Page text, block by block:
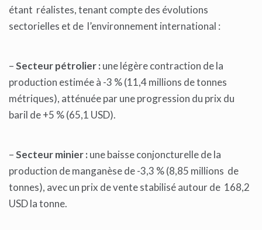
étant réalistes, tenant compte des évolutions
sectorielles et de l’environnement international :
–Secteur pétrolier : une légère contraction de la
production estimée à -3 % (11,4 millions de tonnes
métriques), atténuée par une progression du prix du
baril de +5 % (65,1 USD).
–Secteur minier : une baisse conjoncturelle de la
production de manganèse de -3,3 % (8,85 millions de
tonnes), avec un prix de vente stabilisé autour de 168,2
USD la tonne.